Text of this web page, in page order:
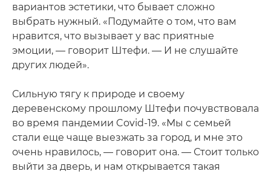
вариантов эстетики, что бывает сложно
выбрать нужный. «Подумайте о том, что вам
нравится, что вызывает у вас приятные
эмоции, — говорит Штефи. — И не слушайте
других людей».
Сильную тягу к природе и своему
деревенскому прошлому Штефи почувствовала
во время пандемии Covid-19. «Мы с семьей
стали еще чаще выезжать за город, и мне это
очень нравилось, — говорит она. — Стоит только
выйти за дверь, и нам открывается такая